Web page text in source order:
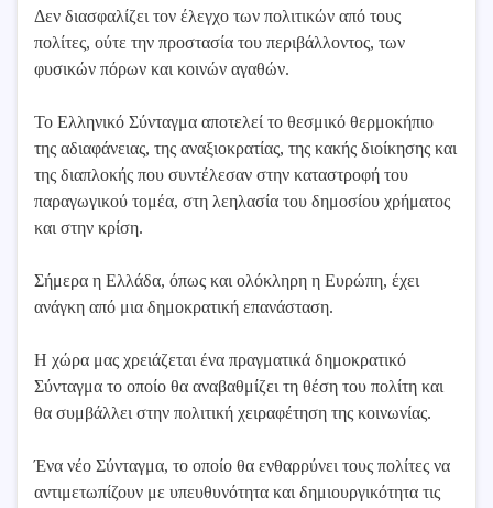
Δεν διασφαλίζει τον έλεγχο των πολιτικών από τους
πολίτες, ούτε την προστασία του περιβάλλοντος, των
φυσικών πόρων και κοινών αγαθών.
Το Ελληνικό Σύνταγμα αποτελεί το θεσμικό θερμοκήπιο
της αδιαφάνειας, της αναξιοκρατίας, της κακής διοίκησης και
της διαπλοκής που συντέλεσαν στην καταστροφή του
παραγωγικού τομέα, στη λεηλασία του δημοσίου χρήματος
και στην κρίση.
Σήμερα η Ελλάδα, όπως και ολόκληρη η Ευρώπη, έχει
ανάγκη από μια δημοκρατική επανάσταση.
Η χώρα μας χρειάζεται ένα πραγματικά δημοκρατικό
Σύνταγμα το οποίο θα αναβαθμίζει τη θέση του πολίτη και
θα συμβάλλει στην πολιτική χειραφέτηση της κοινωνίας.
Ένα νέο Σύνταγμα, το οποίο θα ενθαρρύνει τους πολίτες να
αντιμετωπίζουν με υπευθυνότητα και δημιουργικότητα τις